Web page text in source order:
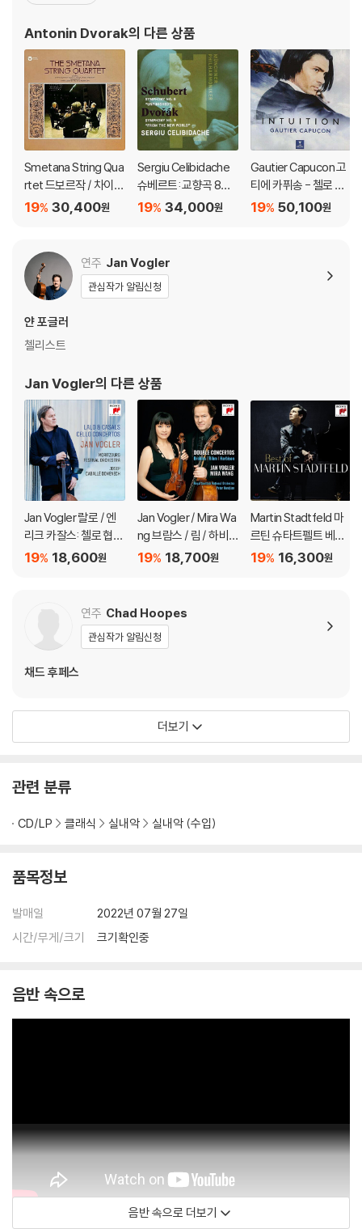
간 학교에서의 교육보다도 학우이며 훗날의 지휘자 칼레르 벤달과
Antonin Dvorak의 다른 상품
Smetana String Qua
rtet 드보르작 / 차이코
프스키: 현악 사중주 (D
can' / Tchaikovsky:
Quartet No.1 Op.11)
[HQCD]
30,400원
19%
Sergiu Celibidache
슈베르트: 교향곡 8번
'미완성' / 드보르작: 교
ished Symphony / D
vorak: From the Ne
w World) [UHQCD]
34,000원
19%
Gautier Capucon 고
티에 카퓌송 - 첼로 소
품집 '인투이션' (Intuiti
50,100원
19%
연주 Jan Vogler
관심작가 알림신청
얀 포글러
첼리스트
Jan Vogler의 다른 상품
Jan Vogler 랄로 / 엔
리크 카잘스: 첼로 협주
곡 (Lalo / Casals: Cel
18,600원
19%
Jan Vogler / Mira Wa
ng 브람스 / 림 / 하비
슨: 이중 협주곡집 (Bra
os)
18,700원
19%
Martin Stadtfeld 마
르틴 슈타트펠트 베스
트 앨범 (Best of Mart
16,300원
19%
연주 Chad Hoopes
관심작가 알림신청
채드 후페스
더보기
관련 분류
CD/LP 클래식 실내악 실내악 (수입)
품목정보
발매일
2022년 07월 27일
시간/무게/크기
크기확인중
음반 속으로
Piano Quartet No. 2 in E-Flat Major, Op. 87, B.162: III. Allegro
음반 속으로 더보기